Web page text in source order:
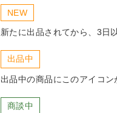
NEW
新たに出品されてから、3日
出品中
出品中の商品にこのアイコン
商談中